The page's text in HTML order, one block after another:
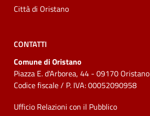
Città di Oristano
CONTATTI
Comune di Oristano
Piazza E. d'Arborea, 44 - 09170 Oristano
Codice fiscale / P. IVA: 00052090958
Ufficio Relazioni con il Pubblico